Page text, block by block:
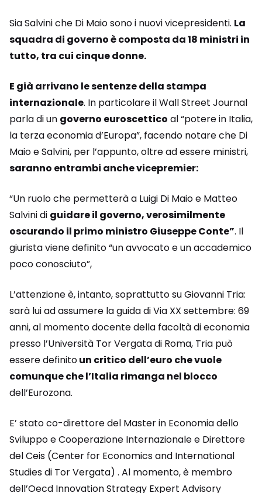
Sia Salvini che Di Maio sono i nuovi vicepresidenti. La
squadra di governo è composta da 18 ministri in
tutto, tra cui cinque donne.
E già arrivano le sentenze della stampa
internazionale. In particolare il Wall Street Journal
parla di un governo euroscettico al “potere in Italia,
la terza economia d’Europa”, facendo notare che Di
Maio e Salvini, per l’appunto, oltre ad essere ministri,
saranno entrambi anche vicepremier:
“Un ruolo che permetterà a Luigi Di Maio e Matteo
Salvini di guidare il governo, verosimilmente
oscurando il primo ministro Giuseppe Conte”. Il
giurista viene definito “un avvocato e un accademico
poco conosciuto”,
L’attenzione è, intanto, soprattutto su Giovanni Tria:
sarà lui ad assumere la guida di Via XX settembre: 69
anni, al momento docente della facoltà di economia
presso l’Università Tor Vergata di Roma, Tria può
essere definitoun critico dell’euro che vuole
comunque che l’Italia rimanga nel blocco
dell’Eurozona.
E’ stato co-direttore del Master in Economia dello
Sviluppo e Cooperazione Internazionale e Direttore
del Ceis (Center for Economics and International
Studies di Tor Vergata) . Al momento, è membro
dell’Oecd Innovation Strategy Expert Advisory